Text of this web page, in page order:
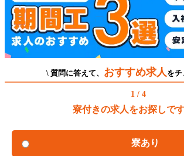
\ 質問に答えて、 おすすめ求人 を
1 / 4
寮付きの求人をお探しで
寮あり